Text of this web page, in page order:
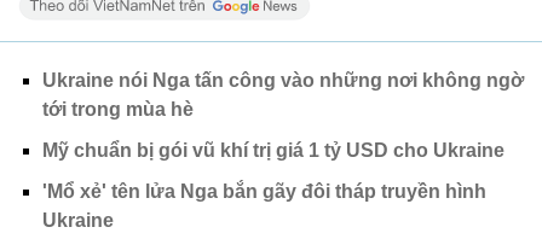
Ukraine nói Nga tấn công vào những nơi không ngờ
tới trong mùa hè
Mỹ chuẩn bị gói vũ khí trị giá 1 tỷ USD cho Ukraine
'Mổ xẻ' tên lửa Nga bắn gãy đôi tháp truyền hình
Ukraine